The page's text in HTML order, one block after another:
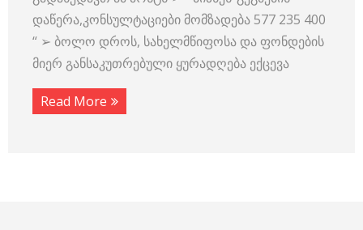
დაწერა,კონსულტაციები მომზადება 577 235 400
“ ➢ ბოლო დროს, სახელმწიფოსა და ფონდების
მიერ განსაკუთრებული ყურადღება ექცევა
Read More